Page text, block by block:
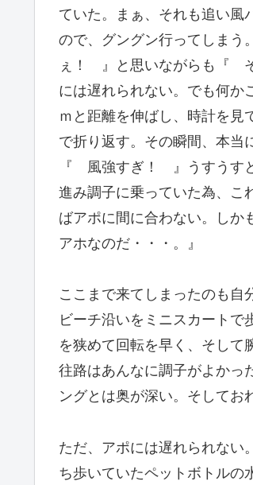
ていた。まぁ、それも追い風
ので、グングン行ってしま
ぇ！ 』と思いながらも『
には遅れられない。でも何
ｍと距離を伸ばし、時計を
で折り返す。その瞬間、本当
『 風強すぎ！ 』うすうす
進み調子に乗っていた為、こ
ばアポに間に合わない。し
アホなのだ・・・。』
ここまで来てしまったのも自
ビーチ沿いをミニスカート
を狭めて回転を早く、そして
往路はあんなに調子がよかっ
ングとは奥が深い。そしてお
ただ、アポには遅れられない
ち歩いていたペットボトルの